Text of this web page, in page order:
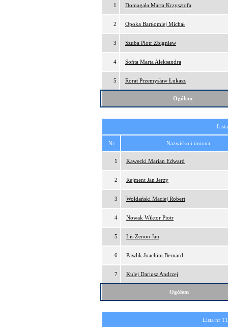
1 Domagała Marta Krzysztofa
2 Opoka Bartłomiej Michał
3 Szuba Piotr Zbigniew
4 Sońta Marta Aleksandra
5 Rorat Przemysław Łukasz
Ogółem
Nr Nazwisko i imiona
1 Kawecki Marian Edward
2 Rejment Jan Jerzy
3 Woldański Maciej Robert
4 Nowak Wiktor Piotr
5 Lis Zenon Jan
6 Pawlik Joachim Bernard
7 Kulej Dariusz Andrzej
Ogółem
Lista nr